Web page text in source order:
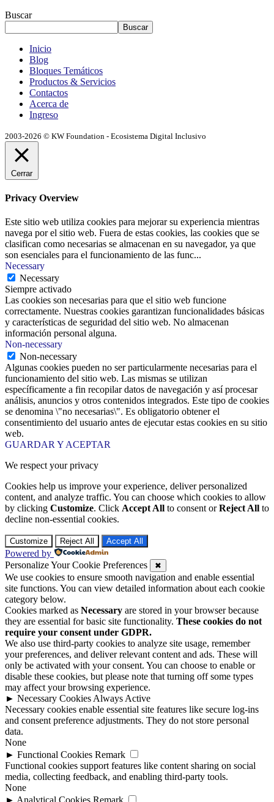
Buscar
Buscar
Inicio
Blog
Bloques Temáticos
Productos & Servicios
Contactos
Acerca de
Ingreso
2003-2026 © KW Foundation - Ecosistema Digital Inclusivo
Cerrar
Privacy Overview
Este sitio web utiliza cookies para mejorar su experiencia mientras
navega por el sitio web. Fuera de estas cookies, las cookies que se
clasifican como necesarias se almacenan en su navegador, ya que
son esenciales para el funcionamiento de las func...
Necessary
Necessary
Siempre activado
Las cookies son necesarias para que el sitio web funcione
correctamente. Nuestras cookies garantizan funcionalidades básicas
y características de seguridad del sitio web. No almacenan
información personal alguna.
Non-necessary
Non-necessary
Algunas cookies pueden no ser particularmente necesarias para el
funcionamiento del sitio web. Las mismas se utilizan
específicamente a fin recopilar datos de navegación y así procesar
análisis, anuncios y otros contenidos integrados. Este tipo de cookies
se denomina \"no necesarias\". Es obligatorio obtener el
consentimiento del usuario antes de ejecutar estas cookies en su sitio
web.
GUARDAR Y ACEPTAR
We respect your privacy
Cookies help us improve your experience, deliver personalized
content, and analyze traffic. You can choose which cookies to allow
by clicking Customize. Click Accept All to consent orReject All to
decline non-essential cookies.
Customize Reject All Accept All
Powered by
Personalize Your Cookie Preferences
✖
We use cookies to ensure smooth navigation and enable essential
site functions. You can view detailed information about each cookie
category below.
Cookies marked as Necessary are stored in your browser because
they are essential for basic site functionality. These cookies do not
require your consent under GDPR.
We also use third-party cookies to analyze site usage, remember
your preferences, and deliver relevant content and ads. These will
only be activated with your consent. You can choose to enable or
disable these cookies, but please note that turning off some types
may affect your browsing experience.
► Necessary Cookies Always Active
Necessary cookies enable essential site features like secure log-ins
and consent preference adjustments. They do not store personal
data.
None
► Functional Cookies Remark
Functional cookies support features like content sharing on social
media, collecting feedback, and enabling third-party tools.
None